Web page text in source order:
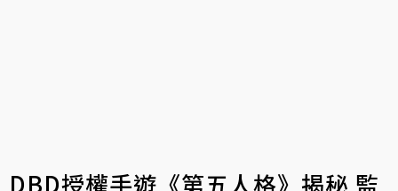
DBD授權手遊《第五人格》揭秘 監